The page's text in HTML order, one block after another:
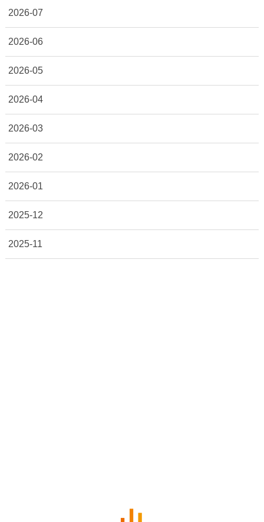
2026-07
2026-06
2026-05
2026-04
2026-03
2026-02
2026-01
2025-12
2025-11